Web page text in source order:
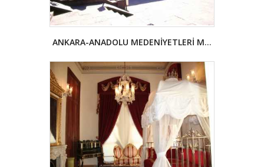
ANKARA-ANADOLU MEDENİYETLERİ MÜZESİ